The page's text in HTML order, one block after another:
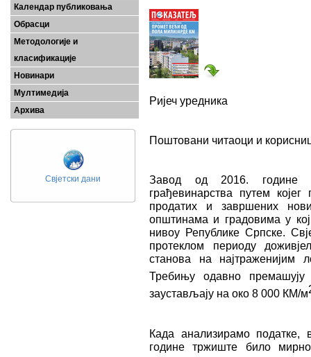
Календар публиковања
Обрасци
Методологије и
класификације
Новинари
Мултимедија
Архива
Свјетски дани
Ријеч уредника
Поштовани читаоци и
Завод од 2016. године
грађевинарства путем
продатих и завршених
општинама и градовима у
нивоу Републике Српске.
протеклом периоду
станова на најтраженијим
Требињу одавно
заустављају на око 8 000 КМ/м
Када анализирамо
године тржиште било